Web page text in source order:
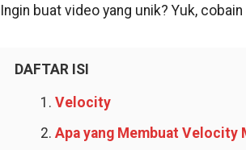
Ingin buat video yang unik? Yuk,
DAFTAR ISI
Velocity
Apa yang Membuat Velocity